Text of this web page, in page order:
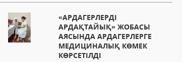
«АРДАГЕРЛЕРДІ
АРДАҚТАЙЫҚ» ЖОБАСЫ
АЯСЫНДА АРДАГЕРЛЕРГЕ
МЕДИЦИНАЛЫҚ КӨМЕК
КӨРСЕТІЛДІ